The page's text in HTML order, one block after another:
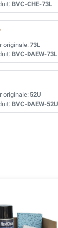
BVC-CHE-73L
originale: 73L
BVC-DAEW-73L
originale: 52U
BVC-DAEW-52U